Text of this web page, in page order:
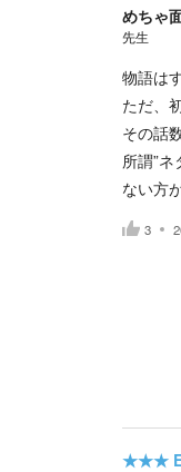
めちゃ
先生
物語は
ただ、
その話
所謂”
ない方
3
★★★